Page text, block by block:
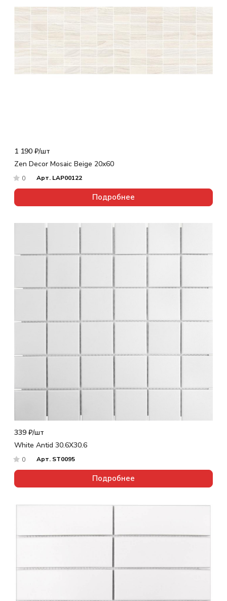
1 190 ₽/шт
Zen Decor Mosaic Beige 20x60
0 Арт. LAP00122
Подробнее
339 ₽/шт
White Antid 30.6X30.6
0 Арт. ST0095
Подробнее